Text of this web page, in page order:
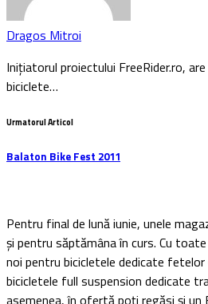
Dragos Mitroi
Inițiatorul proiectului FreeRider.ro,
biciclete…
Urmatorul Articol
Balaton Bike Fest 2011
Pentru final de lună iunie, unele
și pentru săptămâna în curs. Cu
noi pentru bicicletele dedicate fetelor
bicicletele full suspension dedicate
asemenea, în ofertă poți regăsi și un